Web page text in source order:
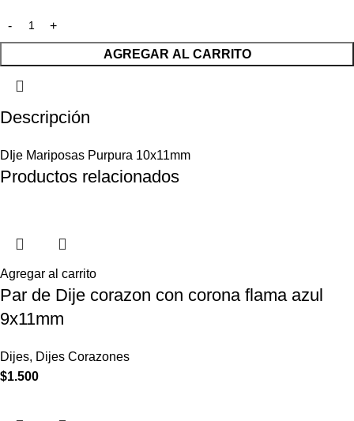
AGREGAR AL CARRITO
Descripción
DIje Mariposas Purpura 10x11mm
Productos relacionados
Agregar al carrito
Par de Dije corazon con corona flama azul
9x11mm
Dijes, Dijes Corazones
$1.500